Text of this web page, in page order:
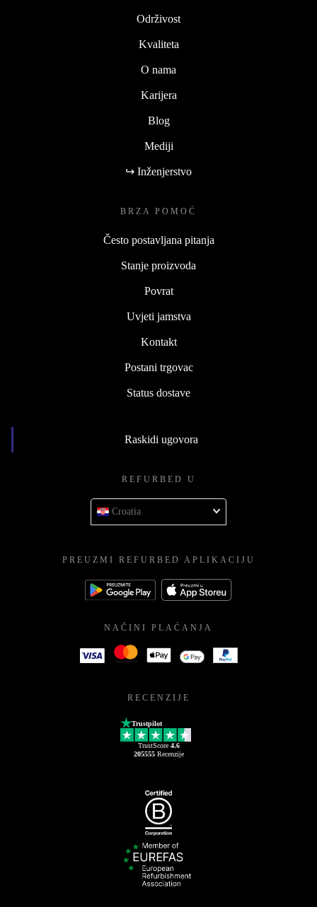
Održivost
Kvaliteta
O nama
Karijera
Blog
Mediji
↪ Inženjerstvo
BRZA POMOĆ
Često postavljana pitanja
Stanje proizvoda
Povrat
Uvjeti jamstva
Kontakt
Postani trgovac
Status dostave
Raskidi ugovora
REFURBED U
Croatia
PREUZMI REFURBED APLIKACIJU
NAČINI PLAĆANJA
RECENZIJE
Trustpilot
TrustScore 4.6
205555Recenzije